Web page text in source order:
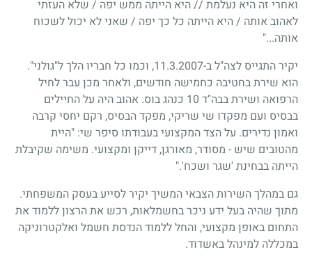
ואחרי זה היא נעלמת // היא הייתה ממש יפה / שלא העזתי
לאהוב אותה / היא הייתה כל כך יפה / שאני לא יכול לשכוח
אותה..."
יקיר התגייס לצה"ל ב-11.3.2007, וכמו כל חבריו הלך ל"גולני".
הוא שירת בחטיבה כחמישה חודשים, ולאחר מכן עבר לחיל
הרפואה ושירת בבה"ד 10 כנהג בוס. אהוב היה על החיילים
בבסיס ועם מפקדו שי שריקי, מפקד הבסיס, רקם יחסי קרבה
ואמון נדירים. על הצד המקצועי בעבודתו סיפר שי: "היית
מהטובים שיש - מסודר, מאורגן, דייקן ומקצועי. משימה שקיבלת
הייתה בבחינת 'שגר ושכח'."
גם במהלך השירות הצבאי המשיך יקיר לסייע בעסק המשפחתי.
מתוך שהיה בעל ידע ניכר בחשמלאות, רכש את הרצון ללמוד את
התחום באופן מקצועי, והחל ללמוד הנדסת חשמל ואלקטרוניקה
במכללה למינהל באשדוד.